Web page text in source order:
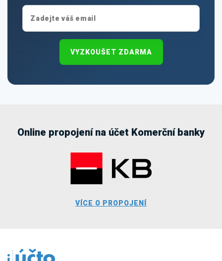
VYZKOUŠET ZDARMA
Online propojení na účet Komerční banky
VÍCE O PROPOJENÍ